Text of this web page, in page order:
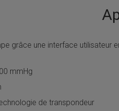
grâce une interface utilisateur
mmHg
de transpondeur